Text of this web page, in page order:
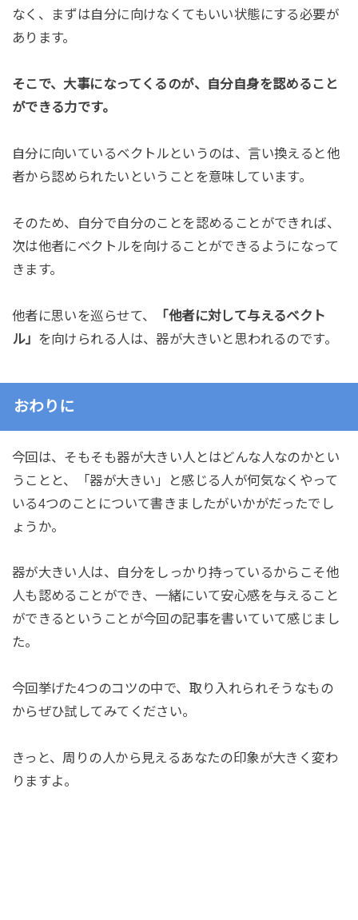
なく、まずは自分に向けなくてもいい状態にする必要が
あります。
そこで、大事になってくるのが、自分自身を認めること
ができる力です。
自分に向いているベクトルというのは、言い換えると他
者から認められたいということを意味しています。
そのため、自分で自分のことを認めることができれば、
次は他者にベクトルを向けることができるようになって
きます。
他者に思いを巡らせて、
「他者に対して与えるベクト
ル」 を向けられる人は、器が大きいと思われるのです。
おわりに
今回は、そもそも器が大きい人とはどんな人なのかとい
うことと、「器が大きい」と感じる人が何気なくやって
いる4つのことについて書きましたがいかがだったでし
ょうか。
器が大きい人は、自分をしっかり持っているからこそ他
人も認めることができ、一緒にいて安心感を与えること
ができるということが今回の記事を書いていて感じまし
た。
今回挙げた4つのコツの中で、取り入れられそうなもの
からぜひ試してみてください。
きっと、周りの人から見えるあなたの印象が大きく変わ
りますよ。